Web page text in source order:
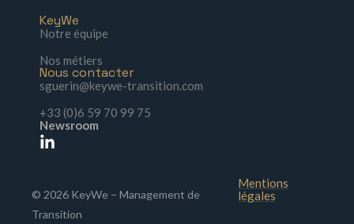
KeyWe
Notre équipe
Nos métiers
Nous contacter
sguerin@keywe-transition.com
+33 (0)6 59 70 99 75
Newsroom
© 2026 KeyWe – Management de
Transition
Mentions
légales